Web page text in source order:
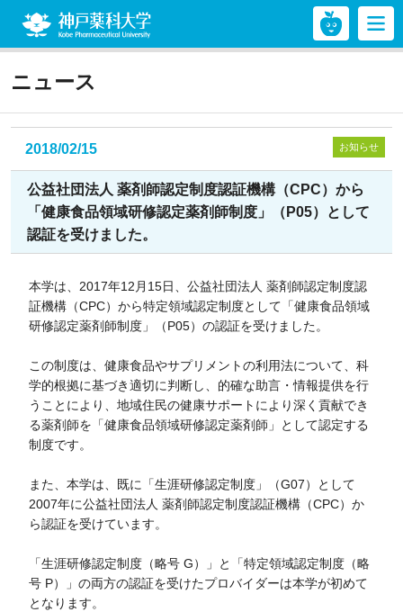
ニュース
2018/02/15 お知らせ
公益社団法人 薬剤師認定制度認証機構（CPC）から
「健康食品領域研修認定薬剤師制度」（P05）として
認証を受けました。
本学は、2017年12月15日、公益社団法人 薬剤師認定制度認
証機構（CPC）から特定領域認定制度として「健康食品領域
研修認定薬剤師制度」（P05）の認証を受けました。
この制度は、健康食品やサプリメントの利用法について、科
学的根拠に基づき適切に判断し、的確な助言・情報提供を行
うことにより、地域住民の健康サポートにより深く貢献でき
る薬剤師を「健康食品領域研修認定薬剤師」として認定する
制度です。
また、本学は、既に「生涯研修認定制度」（G07）として
2007年に公益社団法人 薬剤師認定制度認証機構（CPC）か
ら認証を受けています。
「生涯研修認定制度（略号 G）」と「特定領域認定制度（略
号 P）」の両方の認証を受けたプロバイダーは本学が初めて
となります。
神戸薬科大学